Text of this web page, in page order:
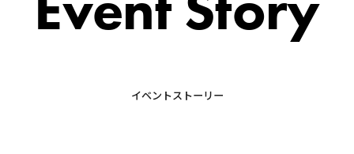
イベントストーリー